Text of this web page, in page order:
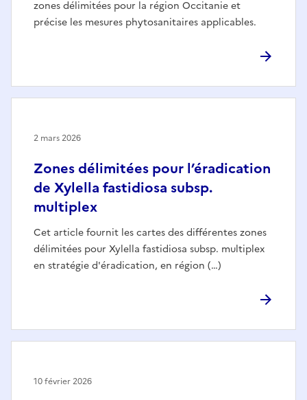
zones délimitées pour la région Occitanie et
précise les mesures phytosanitaires applicables.
Zones délimitées pour l’éradication
de Xylella fastidiosa subsp.
multiplex
Cet article fournit les cartes des différentes zones
délimitées pour Xylella fastidiosa subsp. multiplex
en stratégie d'éradication, en région (…)
2 mars 2026
10 février 2026